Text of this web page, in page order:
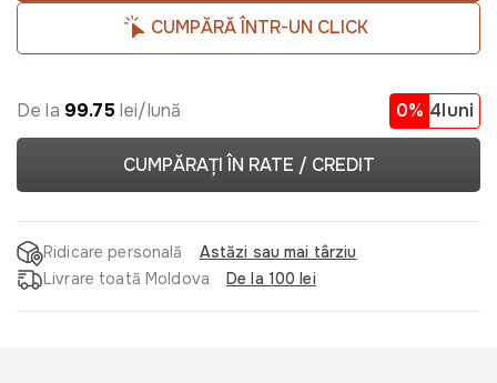
CUMPĂRĂ ÎNTR-UN CLICK
De la 99.75 lei/lună 0% 4luni
CUMPĂRAȚI ÎN RATE / CREDIT
Ridicare personală
Astăzi sau mai târziu
Livrare toată Moldova
De la 100 lei